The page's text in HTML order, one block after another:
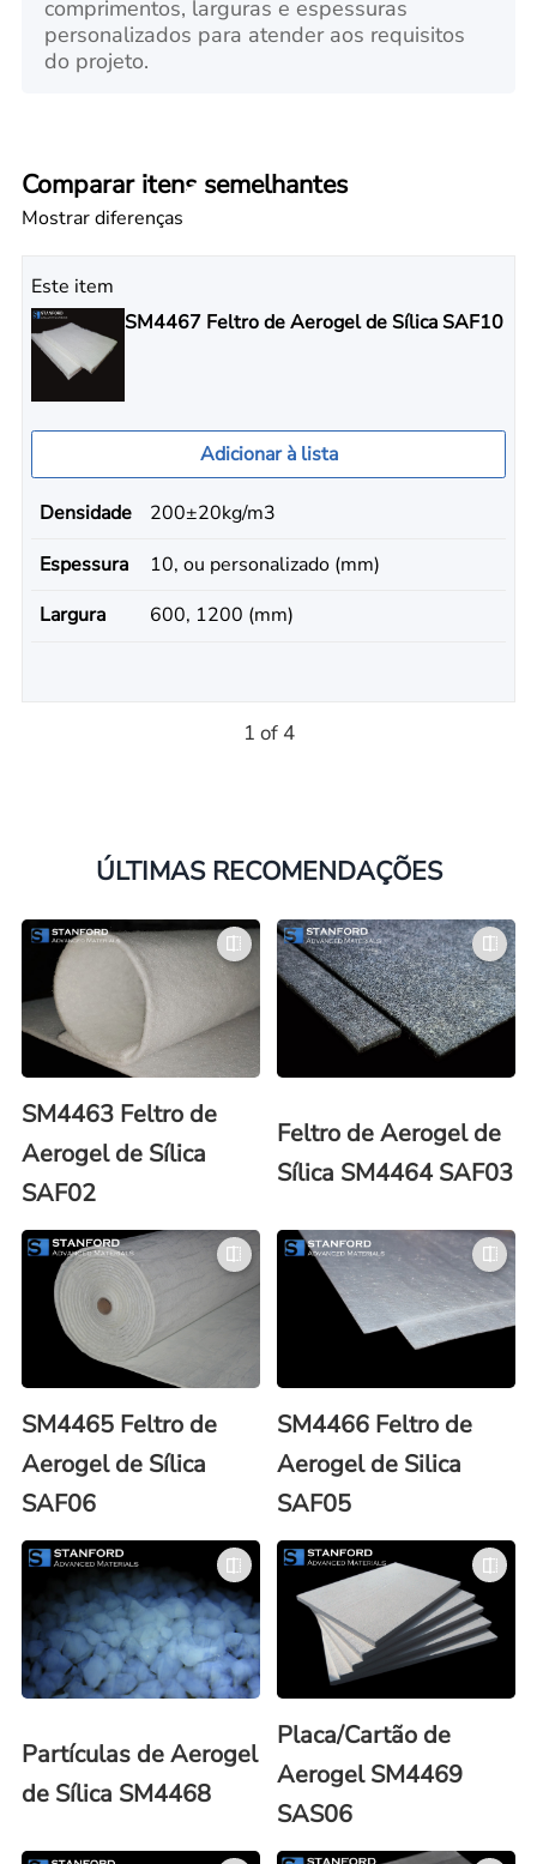
comprimentos, larguras e espessuras
personalizados para atender aos requisitos
do projeto.
Comparar itens semelhantes
Mostrar diferenças
Este item
SM4467 Feltro de Aerogel de Sílica SAF10
Adicionar à lista
Densidade
200±20kg/m3
Espessura
10, ou personalizado (mm)
Largura
600, 1200 (mm)
1 of 4
ÚLTIMAS RECOMENDAÇÕES
SM4463 Feltro de
Aerogel de Sílica
SAF02
Feltro de Aerogel de
Sílica SM4464 SAF03
SM4465 Feltro de
Aerogel de Sílica
SAF06
SM4466 Feltro de
Aerogel de Silica
SAF05
Partículas de Aerogel
de Sílica SM4468
Placa/Cartão de
Aerogel SM4469
SAS06